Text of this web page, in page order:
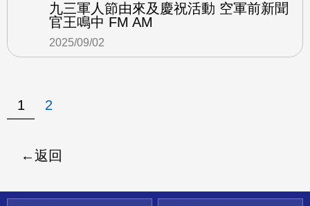
九三軍人節由來及慶祝活動 空軍前新聞
官王鳴中 FM AM
2025/09/02
1 2
返回